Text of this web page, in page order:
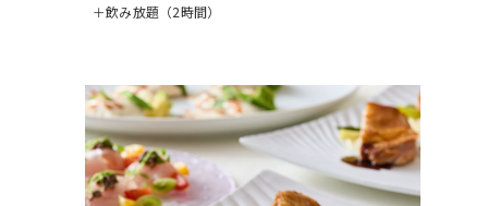
＋飲み放題（2時間）